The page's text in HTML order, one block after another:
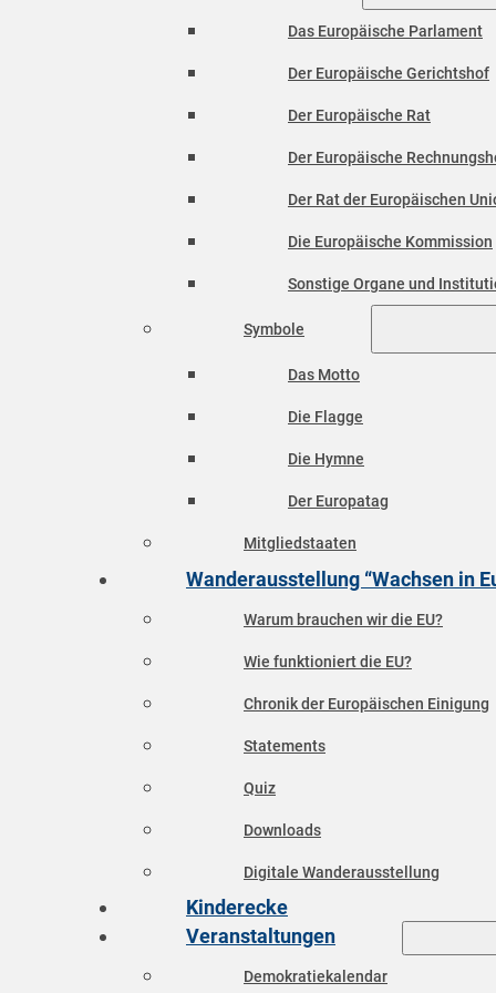
Das Europäische Parlament
Der Europäische Gerichtshof
Der Europäische Rat
Der Europäische
Der Rat der Europäischen
Die Europäische Kommission
Sonstige Organe und
Symbole
Das Motto
Die Flagge
Die Hymne
Der Europatag
Mitgliedstaaten
Wanderausstellung “Wachsen in
Warum brauchen wir die EU?
Wie funktioniert die EU?
Chronik der Europäischen Einigung
Statements
Quiz
Downloads
Digitale Wanderausstellung
Kinderecke
Veranstaltungen
Demokratiekalendar